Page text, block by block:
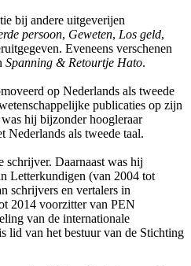
bij andere uitgeverijen
persoon, Geweten, Los geld,
Eveneens verschenen
Spanning & Retourtje Hato.
op Nederlands als tweede
publicaties op zijn
hij bijzonder hoogleraar
Nederlands als tweede taal.
Daarnaast was hij
Letterkundigen (van 2004 tot
schrijvers en vertalers in
2014 voorzitter van PEN
van de internationale
lid van het bestuur van de Stichting